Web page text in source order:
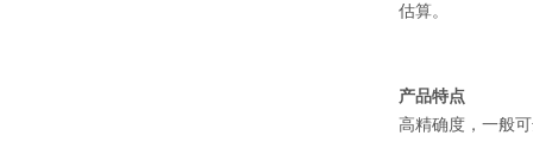
估算。
产品特点
高精确度，一般